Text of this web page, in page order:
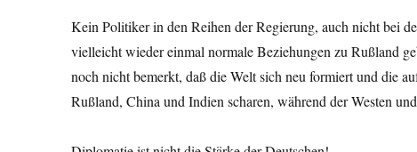
Kein Politiker in den Reihen der Regierung, auch nicht bei
vielleicht wieder einmal normale Beziehungen zu Rußland
noch nicht bemerkt, daß die Welt sich neu formiert und die
Rußland, China und Indien scharen, während der Westen